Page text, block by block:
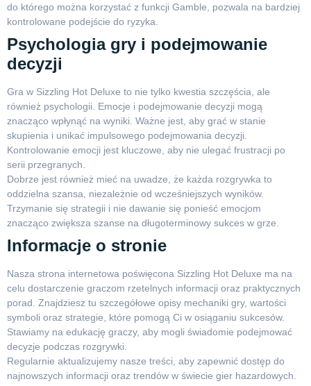
do którego można korzystać z funkcji Gamble, pozwala na bardziej
kontrolowane podejście do ryzyka.
Psychologia gry i podejmowanie
decyzji
Gra w Sizzling Hot Deluxe to nie tylko kwestia szczęścia, ale
również psychologii. Emocje i podejmowanie decyzji mogą
znacząco wpłynąć na wyniki. Ważne jest, aby grać w stanie
skupienia i unikać impulsowego podejmowania decyzji.
Kontrolowanie emocji jest kluczowe, aby nie ulegać frustracji po
serii przegranych.
Dobrze jest również mieć na uwadze, że każda rozgrywka to
oddzielna szansa, niezależnie od wcześniejszych wyników.
Trzymanie się strategii i nie dawanie się ponieść emocjom
znacząco zwiększa szanse na długoterminowy sukces w grze.
Informacje o stronie
Nasza strona internetowa poświęcona Sizzling Hot Deluxe ma na
celu dostarczenie graczom rzetelnych informacji oraz praktycznych
porad. Znajdziesz tu szczegółowe opisy mechaniki gry, wartości
symboli oraz strategie, które pomogą Ci w osiąganiu sukcesów.
Stawiamy na edukację graczy, aby mogli świadomie podejmować
decyzje podczas rozgrywki.
Regularnie aktualizujemy nasze treści, aby zapewnić dostęp do
najnowszych informacji oraz trendów w świecie gier hazardowych.